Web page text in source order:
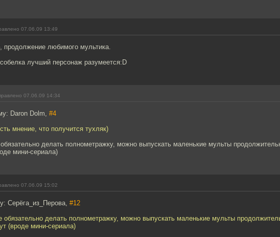
07.06.09 13:49
продолжение любимого мультика.
лучший персонаж разумеется:D
07.06.09 14:34
Daron Dolm, #4
мнение, что получится тухляк)
делать полнометражку, можно выпускать маленькие мульты
мини-сериала)
07.06.09 15:02
Серёга_из_Перова, #12
обязательно делать полнометражку, можно выпускать маленькие мульты
(вроде мини-сериала)